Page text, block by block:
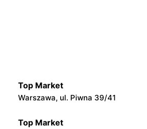
Top Market
Warszawa, ul. Piwna 39/41
Top Market